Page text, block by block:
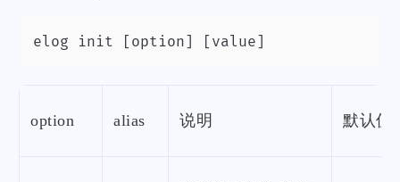
elog init [option] [value]
option alias 说明 默认值